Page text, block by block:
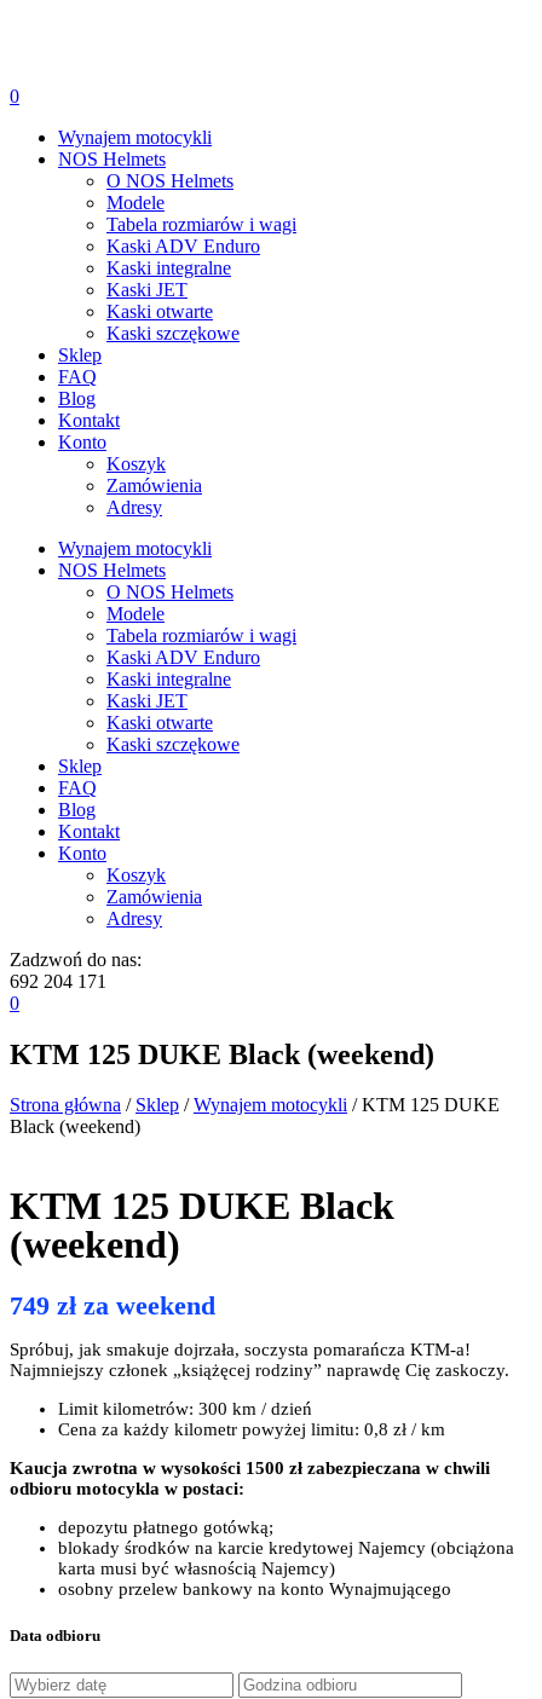
0
Wynajem motocykli
NOS Helmets
O NOS Helmets
Modele
Tabela rozmiarów i wagi
Kaski ADV Enduro
Kaski integralne
Kaski JET
Kaski otwarte
Kaski szczękowe
Sklep
FAQ
Blog
Kontakt
Konto
Koszyk
Zamówienia
Adresy
Wynajem motocykli
NOS Helmets
O NOS Helmets
Modele
Tabela rozmiarów i wagi
Kaski ADV Enduro
Kaski integralne
Kaski JET
Kaski otwarte
Kaski szczękowe
Sklep
FAQ
Blog
Kontakt
Konto
Koszyk
Zamówienia
Adresy
Zadzwoń do nas:
692 204 171
0
KTM 125 DUKE Black (weekend)
Strona główna / Sklep /Wynajem motocykli / KTM 125 DUKE
Black (weekend)
KTM 125 DUKE Black
(weekend)
749 zł za weekend
Spróbuj, jak smakuje dojrzała, soczysta pomarańcza KTM-a!
Najmniejszy członek „książęcej rodziny” naprawdę Cię zaskoczy.
Limit kilometrów: 300 km / dzień
Cena za każdy kilometr powyżej limitu: 0,8 zł / km
Kaucja zwrotna w wysokości 1500 zł zabezpieczana w chwili
odbioru motocykla w postaci:
depozytu płatnego gotówką;
blokady środków na karcie kredytowej Najemcy (obciążona
karta musi być własnością Najemcy)
osobny przelew bankowy na konto Wynajmującego
Data odbioru